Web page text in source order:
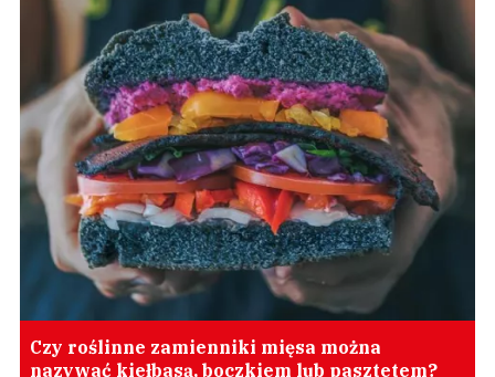
Czy roślinne zamienniki mięsa można
nazywać kiełbasą, boczkiem lub pasztetem?